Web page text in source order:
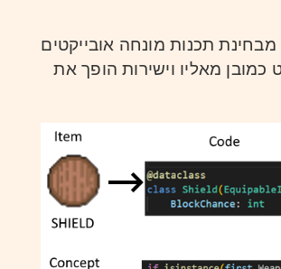
תכנות מונחה אובייקטים
כמובן מאליו וישירות הופך את